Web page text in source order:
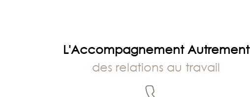
L'Accompagnement Autrement
des relations au travail